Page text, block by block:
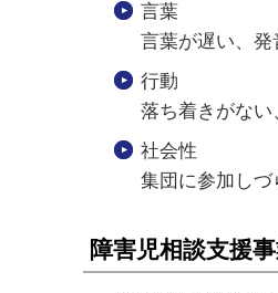
言葉
言葉が遅い、
行動
落ち着きがな
社会性
集団に参加し
障害児相談支援